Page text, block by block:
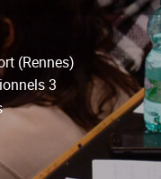
(Rennes)
3